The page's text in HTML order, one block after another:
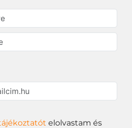
elolvastam és